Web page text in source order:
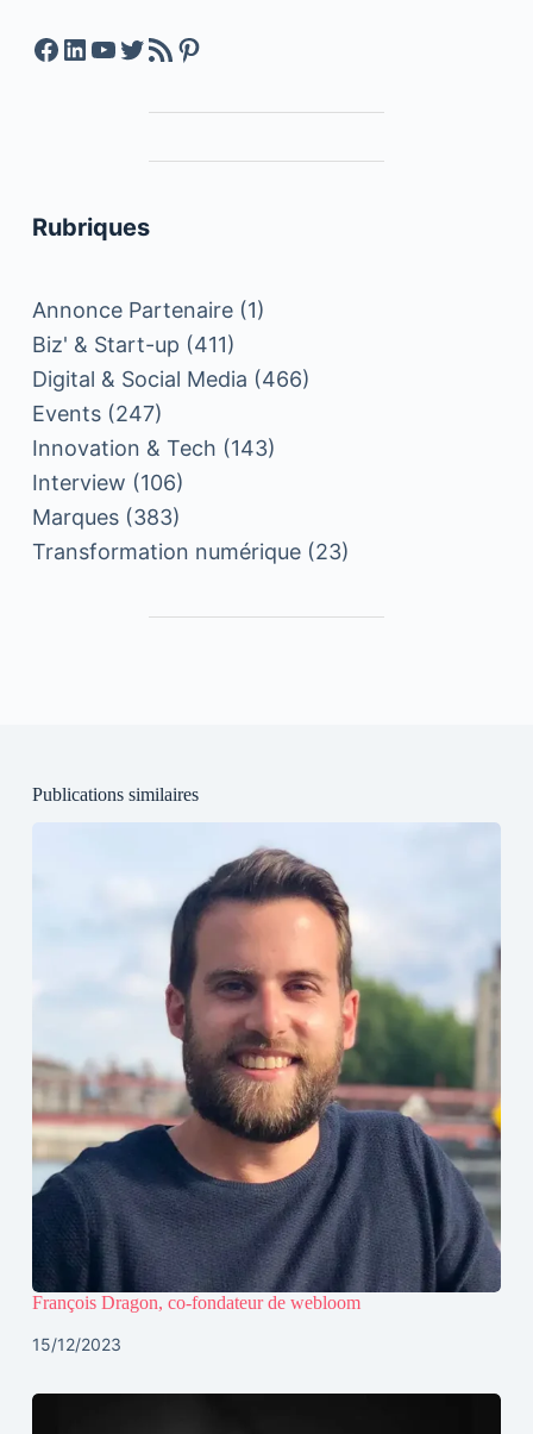
Facebook
LinkedIn
YouTube
Twitter
Feed RSSPinterest
Rubriques
Annonce Partenaire(1)
Biz' & Start-up (411)
Digital & Social Media (466)
Events(247)
Innovation & Tech (143)
Interview (106)
Marques(383)
Transformation numérique(23)
Publications similaires
François Dragon, co-fondateur de webloom
15/12/2023